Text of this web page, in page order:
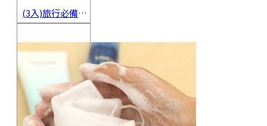
(3入)旅行必備密封香皂收納盒 方便攜帶防水海綿肥皂盒 香皂盒